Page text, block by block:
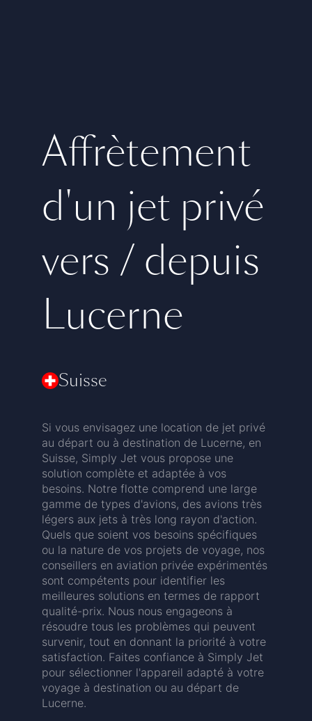
Affrètement
d'un jet privé
vers / depuis
Lucerne
Suisse
Si vous envisagez une location de jet privé
au départ ou à destination de Lucerne, en
Suisse, Simply Jet vous propose une
solution complète et adaptée à vos
besoins. Notre flotte comprend une large
gamme de types d'avions, des avions très
légers aux jets à très long rayon d'action.
Quels que soient vos besoins spécifiques
ou la nature de vos projets de voyage, nos
conseillers en aviation privée expérimentés
sont compétents pour identifier les
meilleures solutions en termes de rapport
qualité-prix. Nous nous engageons à
résoudre tous les problèmes qui peuvent
survenir, tout en donnant la priorité à votre
satisfaction. Faites confiance à Simply Jet
pour sélectionner l'appareil adapté à votre
voyage à destination ou au départ de
Lucerne.